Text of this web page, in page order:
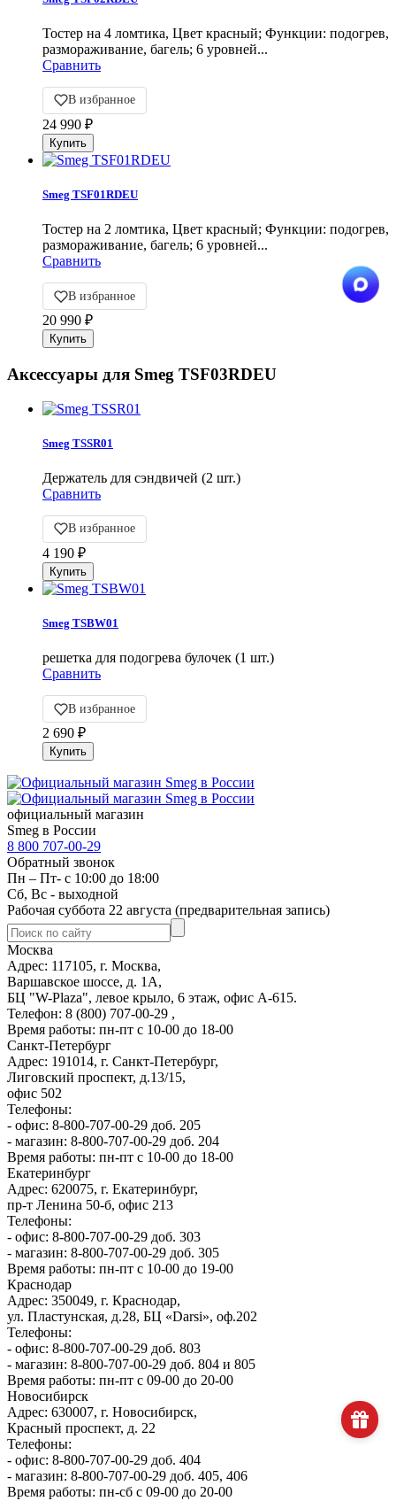
Тостер на 4 ломтика, Цвет красный; Функции: подогрев,
размораживание, багель; 6 уровней...
Сравнить
В избранное
24 990 ₽
Smeg TSF01RDEU
Тостер на 2 ломтика, Цвет красный; Функции: подогрев,
размораживание, багель; 6 уровней...
Сравнить
В избранное
20 990 ₽
Аксессуары для Smeg TSF03RDEU
Smeg TSSR01
Держатель для сэндвичей (2 шт.)
Сравнить
В избранное
4 190 ₽
Smeg TSBW01
решетка для подогрева булочек (1 шт.)
Сравнить
В избранное
2 690 ₽
официальный магазин
Smeg в России
8 800 707-00-29
Обратный звонок
Пн – Пт- с 10:00 до 18:00
Сб, Вс - выходной
Рабочая суббота 22 августа (предварительная запись)
Москва
Адрес: 117105, г. Москва,
Варшавское шоссе, д. 1А,
БЦ "W-Plaza", левое крыло, 6 этаж, офис А-615.
Телефон: 8 (800) 707-00-29 ,
Время работы: пн-пт с 10-00 до 18-00
Санкт-Петербург
Адрес: 191014, г. Санкт-Петербург,
Лиговский проспект, д.13/15,
офис 502
Телефоны:
- офис: 8-800-707-00-29 доб. 205
- магазин: 8-800-707-00-29 доб. 204
Время работы: пн-пт с 10-00 до 18-00
Екатеринбург
Адрес: 620075, г. Екатеринбург,
пр-т Ленина 50-б, офис 213
Телефоны:
- офис: 8-800-707-00-29 доб. 303
- магазин: 8-800-707-00-29 доб. 305
Время работы: пн-пт с 10-00 до 19-00
Краснодар
Адрес: 350049, г. Краснодар,
ул. Пластунская, д.28, БЦ «Darsi», оф.202
Телефоны:
- офис: 8-800-707-00-29 доб. 803
- магазин: 8-800-707-00-29 доб. 804 и 805
Время работы: пн-пт с 09-00 до 20-00
Новосибирск
Адрес: 630007, г. Новосибирск,
Красный проспект, д. 22
Телефоны:
- офис: 8-800-707-00-29 доб. 404
- магазин: 8-800-707-00-29 доб. 405, 406
Время работы: пн-сб с 09-00 до 20-00